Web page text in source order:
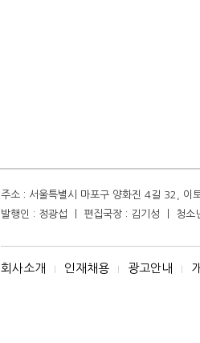
주소 : 서울특별시 마포구 양화진 4길 32,
발행인 : 정광섭 ㅣ 편집국장 : 김기성 ㅣ
회사소개 I 인재채용 I 광고안내 I